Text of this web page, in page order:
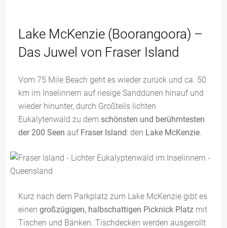
Lake McKenzie (Boorangoora) –
Das Juwel von Fraser Island
Vom 75 Mile Beach geht es wieder zurück und ca. 50
km im Inselinnern auf riesige Sanddünen hinauf und
wieder hinunter, durch Großteils lichten
Eukalytenwald zu dem schönsten und berühmtesten
der 200 Seen auf Fraser Island: den Lake McKenzie.
Kurz nach dem Parkplatz zum Lake McKenzie gibt es
einen großzügigen, halbschattigen Picknick Platz mit
Tischen und Bänken. Tischdecken werden ausgerollt